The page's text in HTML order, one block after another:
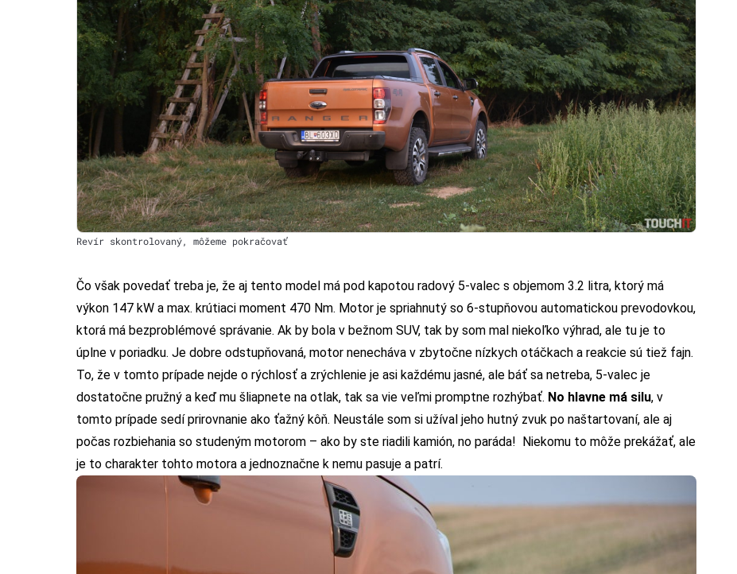
Revír skontrolovaný, môžeme pokračovať
Čo však povedať treba je, že aj tento model má pod kapotou radový 5-valec s objemom 3.2 litra, ktorý má
výkon 147 kW a max. krútiaci moment 470 Nm. Motor je spriahnutý so 6-stupňovou automatickou prevodovkou,
ktorá má bezproblémové správanie. Ak by bola v bežnom SUV, tak by som mal niekoľko výhrad, ale tu je to
úplne v poriadku. Je dobre odstupňovaná, motor nenecháva v zbytočne nízkych otáčkach a reakcie sú tiež fajn.
To, že v tomto prípade nejde o rýchlosť a zrýchlenie je asi každému jasné, ale báť sa netreba, 5-valec je
dostatočne pružný a keď mu šliapnete na otlak, tak sa vie veľmi promptne rozhýbať. No hlavne má silu, v
tomto prípade sedí prirovnanie ako ťažný kôň. Neustále som si užíval jeho hutný zvuk po naštartovaní, ale aj
počas rozbiehania so studeným motorom – ako by ste riadili kamión, no paráda! Niekomu to môže prekážať, ale
je to charakter tohto motora a jednoznačne k nemu pasuje a patrí.